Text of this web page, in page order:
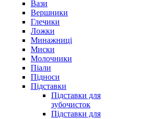
Вази
Вершники
Глечики
Ложки
Минажниці
Миски
Молочники
Піали
Підноси
Підставки
Підставки для
зубочисток
Підставки для